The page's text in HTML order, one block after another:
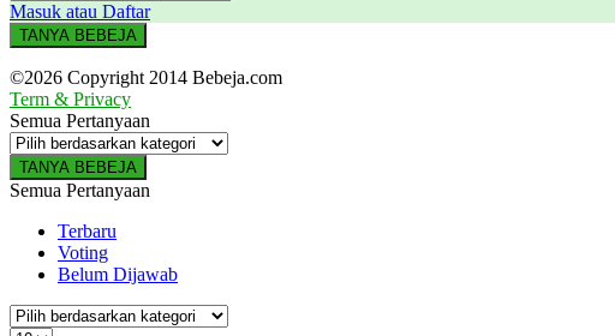
Masuk atau Daftar
TANYA BEBEJA
©2026 Copyright 2014 Bebeja.com
Term & Privacy
Semua Pertanyaan
TANYA BEBEJA
Semua Pertanyaan
Terbaru
Voting
Belum Dijawab